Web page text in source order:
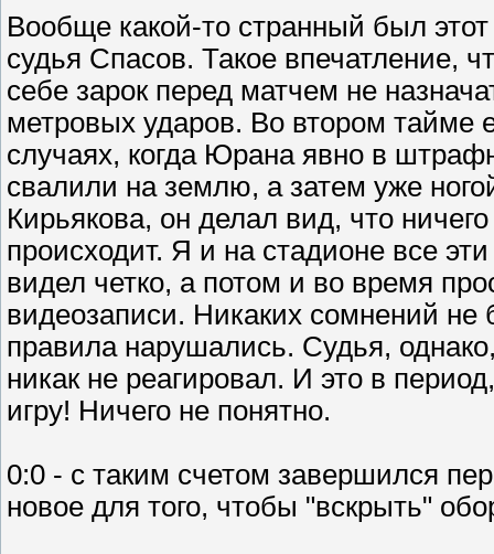
Вообще какой-то странный был этот
судья Спасов. Такое впечатление,
себе зарок перед матчем не
метровых ударов. Во втором тайме
случаях, когда Юрана явно в
свалили на землю, а затем уже
Кирьякова, он делал вид, что
происходит. Я и на стадионе все
видел четко, а потом и во время
видеозаписи. Никаких сомнений не
правила нарушались. Судья,
никак не реагировал. И это в
игру! Ничего не понятно.
0:0 - с таким счетом завершился
новое для того, чтобы "вскрыть"